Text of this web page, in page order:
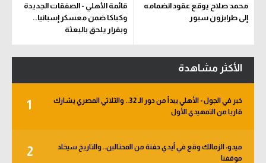
محمد صلاح يوقع عقود انضمامه
إلى طرابزون سبور
قائمة الأهلي - الصفقات الجديدة
وكباكا ضمن معسكر إسبانيا..
وبقرار يلحق بالبعثة
الأكثر مشاهدة
1
خبر في الجول - الأهلي يبدأ من دور الـ 32.. والثلاثي المصري يشارك
قاريا من التمهيدي الأول
2
ميدو: الزمالك وقع في أيدي حفنة من المحتالين.. والتاريخ سيخلد
موقفنا